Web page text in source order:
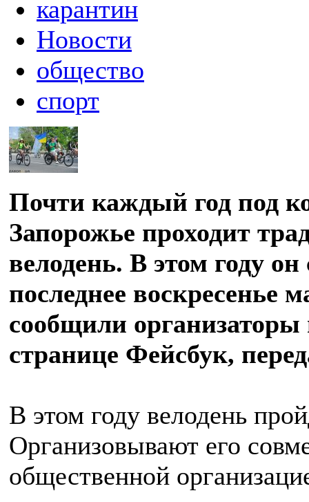
карантин
Новости
общество
спорт
Почти каждый год под
Запорожье проходит
велодень. В этом году он
последнее воскресенье
сообщили
странице Фейсбук,
В этом году велодень
Организовывают его
общественной